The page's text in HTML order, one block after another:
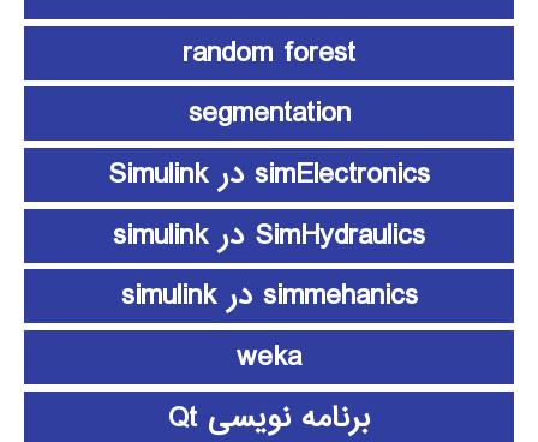
random forest
segmentation
simElectronics در Simulink
SimHydraulics در simulink
simmehanics در simulink
weka
برنامه نویسی Qt